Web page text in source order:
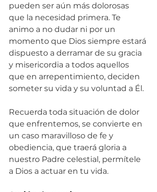
pueden ser aún más dolorosas
que la necesidad primera. Te
animo a no dudar ni por un
momento que Dios siempre estará
dispuesto a derramar de su gracia
y misericordia a todos aquellos
que en arrepentimiento, deciden
someter su vida y su voluntad a Él.
Recuerda toda situación de dolor
que enfrentemos, se convierte en
un caso maravilloso de fe y
obediencia, que traerá gloria a
nuestro Padre celestial, permítele
a Dios a actuar en tu vida.